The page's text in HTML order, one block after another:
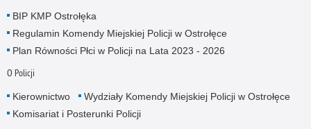
BIP KMP Ostrołęka
Regulamin Komendy Miejskiej Policji w Ostrołęce
Plan Równości Płci w Policji na Lata 2023 - 2026
O Policji
Kierownictwo
Wydziały Komendy Miejskiej Policji w Ostrołęce
Komisariat i Posterunki Policji